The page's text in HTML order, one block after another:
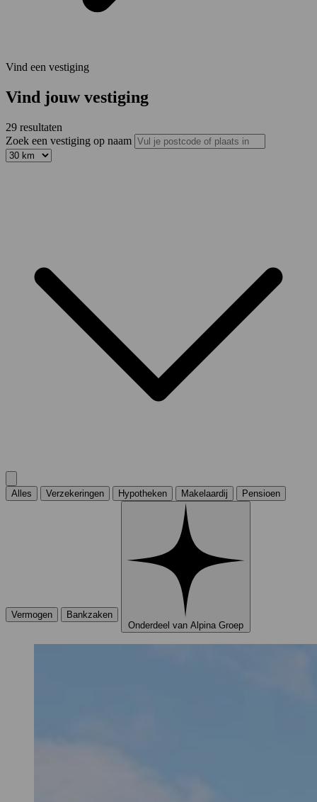
Vind een vestiging
Vind jouw vestiging
29 resultaten
Zoek een vestiging op naam
Alles Verzekeringen Hypotheken Makelaardij Pensioen
Vermogen
Bankzaken
Onderdeel van Alpina Groep